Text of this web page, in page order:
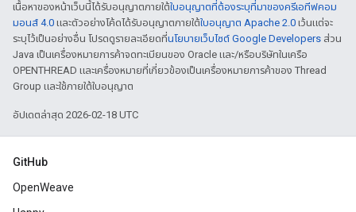
เนื้อหาของหน้าเว็บนี้ได้รับอนุญาตภายใต้ใบอนุญาตที่ต้องระบุที่มาของครีเอทีฟคอม
มอนส์ 4.0 และตัวอย่างโค้ดได้รับอนุญาตภายใต้ใบอนุญาต Apache 2.0 เว้นแต่จะ
ระบุไว้เป็นอย่างอื่น โปรดดูรายละเอียดที่นโยบายเว็บไซต์ Google Developers ส่วน
Java เป็นเครื่องหมายการค้าจดทะเบียนของ Oracle และ/หรือบริษัทในเครือ
OPENTHREAD และเครื่องหมายที่เกี่ยวข้องเป็นเครื่องหมายการค้าของ Thread
Group และใช้ภายใต้ใบอนุญาต
อัปเดตล่าสุด 2026-02-18 UTC
GitHub
OpenWeave